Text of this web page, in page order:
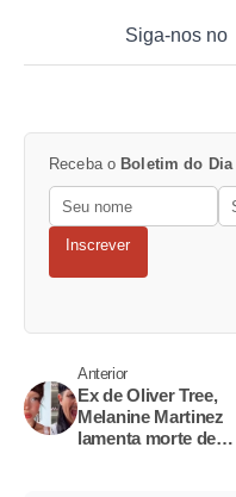
Siga-nos no
Receba o Boletim do Dia
Inscrever
Anterior
Ex de Oliver Tree,
Melanine Martinez
lamenta morte de